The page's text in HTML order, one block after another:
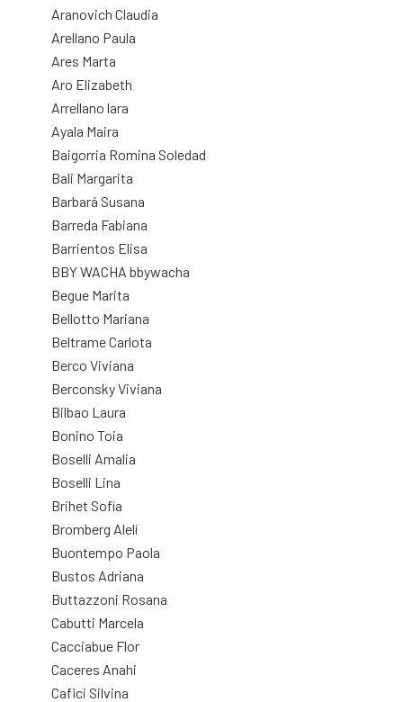
Aranovich Claudia
Arellano Paula
Ares Marta
Aro Elizabeth
Arrellano lara
Ayala Maira
Baigorria Romina Soledad
Bali Margarita
Barbará Susana
Barreda Fabiana
Barrientos Elisa
BBY WACHA bbywacha
Begue Marita
Bellotto Mariana
Beltrame Carlota
Berco Viviana
Berconsky Viviana
Bilbao Laura
Bonino Toia
Boselli Amalia
Boselli Lina
Brihet Sofía
Bromberg Alelí
Buontempo Paola
Bustos Adriana
Buttazzoni Rosana
Cabutti Marcela
Cacciabue Flor
Caceres Anahi
Cafici Silvina